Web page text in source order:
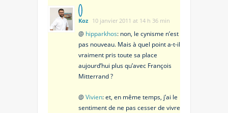
Koz 10 janvier 2011 at 14 h 36 min
@ hipparkhos: non, le cynisme n’est
pas nouveau. Mais à quel point a-t-il
vraiment pris toute sa place
aujourd’hui plus qu’avec François
Mitterrand ?
@ Vivien: et, en même temps, j’ai le
sentiment de ne pas cesser de vivre